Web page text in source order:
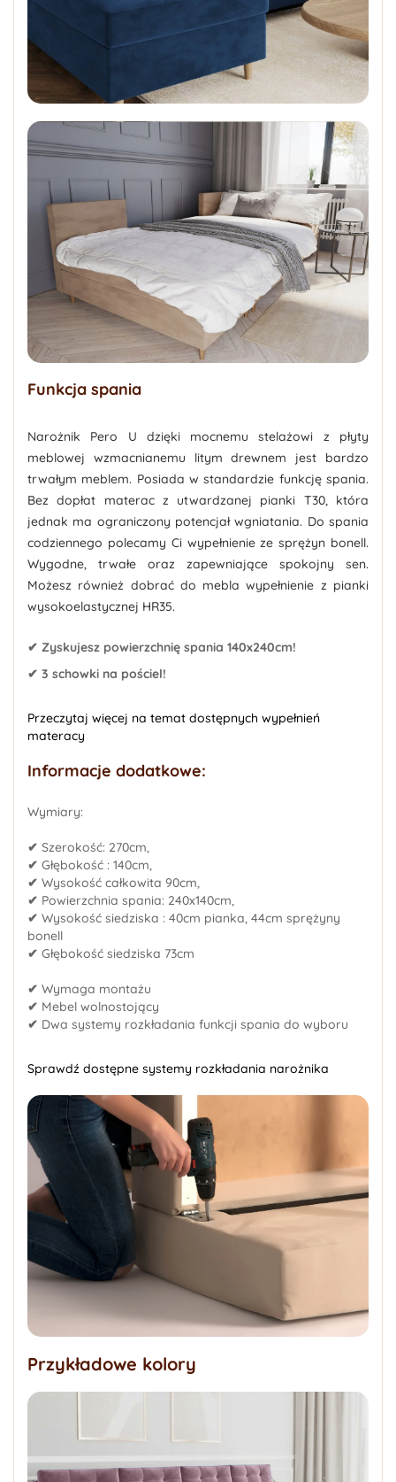
Funkcja spania
Narożnik Pero U dzięki mocnemu stelażowi z płyty
meblowej wzmacnianemu litym drewnem jest bardzo
trwałym meblem. Posiada w standardzie funkcję spania.
Bez dopłat materac z utwardzanej pianki T30, która
jednak ma ograniczony potencjał wgniatania. Do spania
codziennego polecamy Ci wypełnienie ze sprężyn bonell.
Wygodne, trwałe oraz zapewniające spokojny sen.
Możesz również dobrać do mebla wypełnienie z pianki
wysokoelastycznej HR35.
✔ Zyskujesz powierzchnię spania 140x240cm!
✔ 3 schowki na pościel!
Przeczytaj więcej na temat dostępnych wypełnień
materacy
Informacje dodatkowe:
Wymiary:
✔ Szerokość: 270cm,
✔ Głębokość : 140cm,
✔ Wysokość całkowita 90cm,
✔ Powierzchnia spania: 240x140cm,
✔ Wysokość siedziska : 40cm pianka, 44cm sprężyny
bonell
✔ Głębokość siedziska 73cm
✔ Wymaga montażu
✔ Mebel wolnostojący
✔ Dwa systemy rozkładania funkcji spania do wyboru
Sprawdź dostępne systemy rozkładania narożnika
Przykładowe kolory